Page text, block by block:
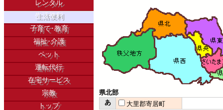
レンタル
生活便利
子育て･教育
福祉･介護
ペット
運転代行
在宅サービス
宗教
トップ
県北部
あ
大里郡寄居町